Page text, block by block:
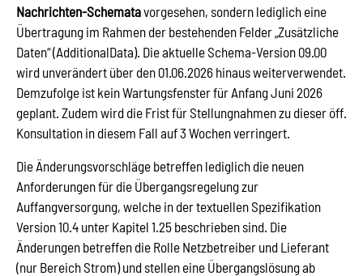
Nachrichten-Schematavorgesehen, sondern lediglich eine
Übertragung im Rahmen der bestehenden Felder „Zusätzliche
Daten“ (AdditionalData). Die aktuelle Schema-Version 09.00
wird unverändert über den 01.06.2026 hinaus weiterverwendet.
Demzufolge ist kein Wartungsfenster für Anfang Juni 2026
geplant. Zudem wird die Frist für Stellungnahmen zu dieser öff.
Konsultation in diesem Fall auf 3 Wochen verringert.
Die Änderungsvorschläge betreffen lediglich die neuen
Anforderungen für die Übergangsregelung zur
Auffangversorgung, welche in der textuellen Spezifikation
Version 10.4 unter Kapitel 1.25 beschrieben sind. Die
Änderungen betreffen die Rolle Netzbetreiber und Lieferant
(nur Bereich Strom) und stellen eine Übergangslösung ab